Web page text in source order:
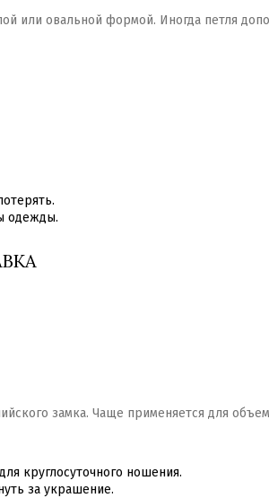
или овальной формой. Иногда петля
одежды.
замка. Чаще применяется для
круглосуточного ношения.
за украшение.